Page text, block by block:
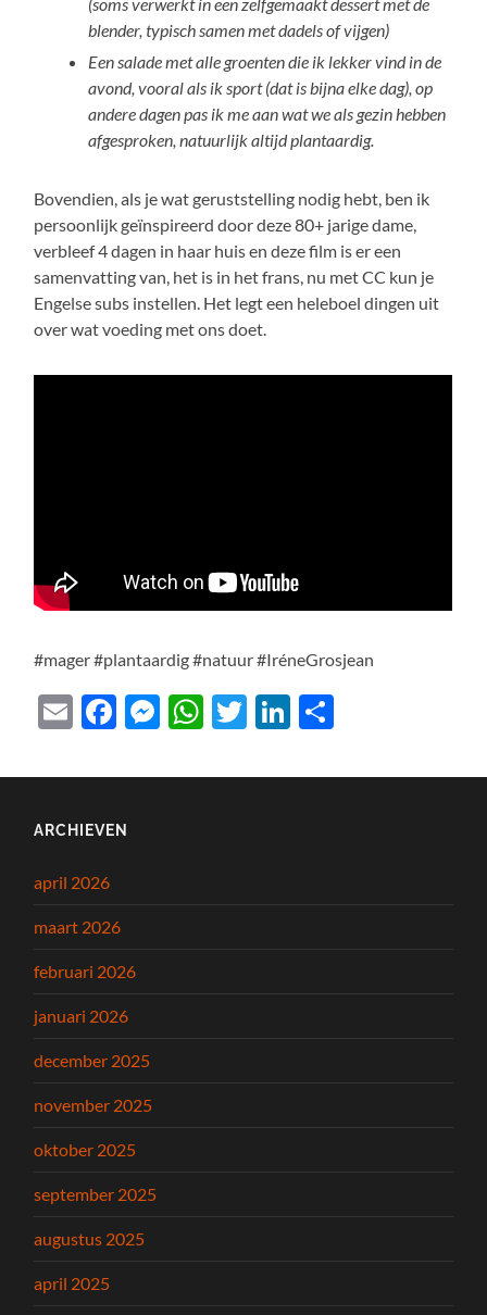
blender, typisch samen met dadels of vijgen)
Een salade met alle groenten die ik lekker vind in de
avond, vooral als ik sport (dat is bijna elke dag), op
andere dagen pas ik me aan wat we als gezin hebben
afgesproken, natuurlijk altijd plantaardig.
Bovendien, als je wat geruststelling nodig hebt, ben ik
persoonlijk geïnspireerd door deze 80+ jarige dame,
verbleef 4 dagen in haar huis en deze film is er een
samenvatting van, het is in het frans, nu met CC kun je
Engelse subs instellen. Het legt een heleboel dingen uit
over wat voeding met ons doet.
#mager #plantaardig #natuur #IréneGrosjean
EmailFacebook
Messenger
WhatsApp
TwitterLinkedIn
ARCHIEVEN
april 2026
maart 2026
februari 2026
januari 2026
december 2025
november 2025
oktober 2025
september 2025
augustus 2025
april 2025